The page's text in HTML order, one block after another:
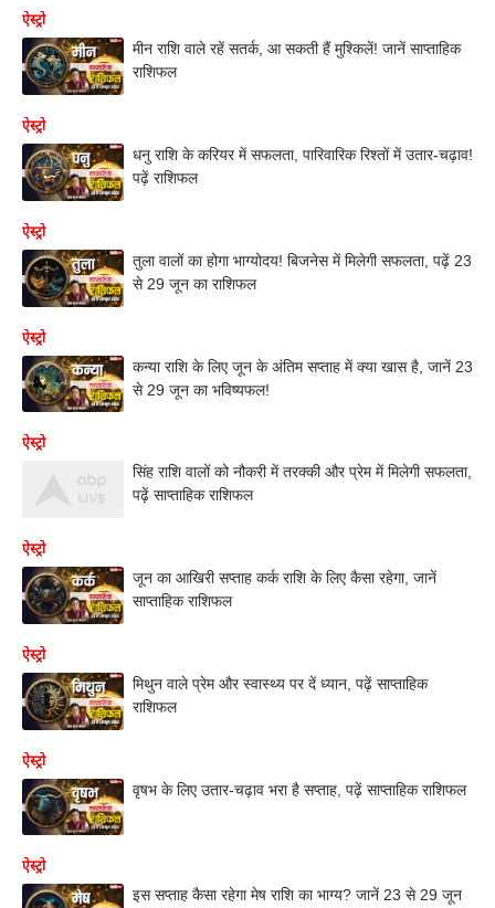
ऐस्ट्रो
मीन राशि वाले रहें सतर्क, आ सकती हैं मुश्किलें! जानें साप्ताहिक
राशिफल
ऐस्ट्रो
धनु राशि के करियर में सफलता, पारिवारिक रिश्तों में उतार-चढ़ाव!
पढ़ें राशिफल
ऐस्ट्रो
तुला वालों का होगा भाग्योदय! बिजनेस में मिलेगी सफलता, पढ़ें 23
से 29 जून का राशिफल
ऐस्ट्रो
कन्या राशि के लिए जून के अंतिम सप्ताह में क्या खास है, जानें 23
से 29 जून का भविष्यफल!
ऐस्ट्रो
सिंह राशि वालों को नौकरी में तरक्की और प्रेम में मिलेगी सफलता,
पढ़ें साप्ताहिक राशिफल
ऐस्ट्रो
जून का आखिरी सप्ताह कर्क राशि के लिए कैसा रहेगा, जानें
साप्ताहिक राशिफल
ऐस्ट्रो
मिथुन वाले प्रेम और स्वास्थ्य पर दें ध्यान, पढ़ें साप्ताहिक
राशिफल
ऐस्ट्रो
वृषभ के लिए उतार-चढ़ाव भरा है सप्ताह, पढ़ें साप्ताहिक राशिफल
ऐस्ट्रो
इस सप्ताह कैसा रहेगा मेष राशि का भाग्य? जानें 23 से 29 जून